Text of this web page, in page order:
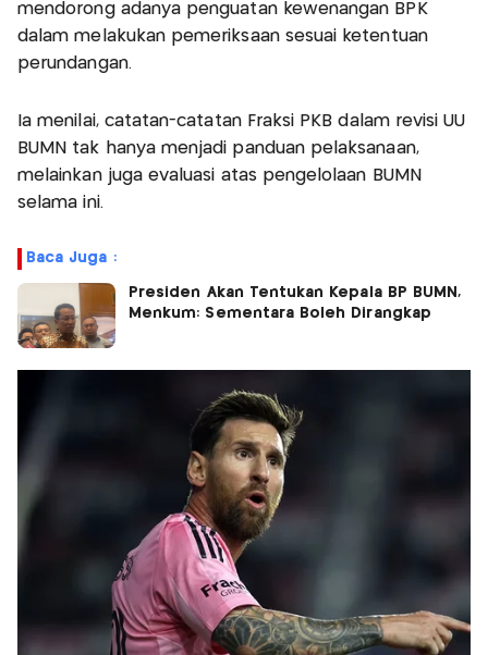
mendorong adanya penguatan kewenangan BPK
dalam melakukan pemeriksaan sesuai ketentuan
perundangan.
Ia menilai, catatan-catatan Fraksi PKB dalam revisi UU
BUMN tak hanya menjadi panduan pelaksanaan,
melainkan juga evaluasi atas pengelolaan BUMN
selama ini.
Baca Juga :
Presiden Akan Tentukan Kepala BP BUMN,
Menkum: Sementara Boleh Dirangkap